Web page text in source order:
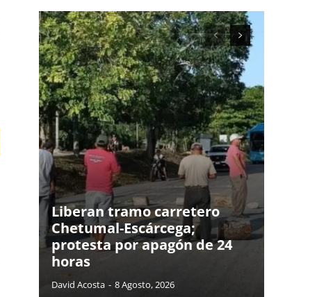
Liberan tramo carretero
Chetumal-Escárcega;
protesta por apagón de 24
horas
David Acosta - 8 Agosto, 2026